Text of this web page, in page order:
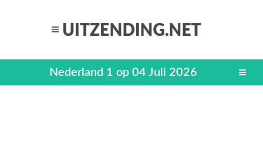
Nederland 1 op 04 Juli 2026